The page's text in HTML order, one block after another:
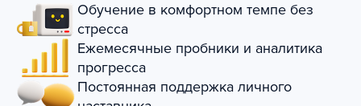
Обучение в комфортном темпе без
стресса
Ежемесячные пробники и аналитика
прогресса
Постоянная поддержка личного